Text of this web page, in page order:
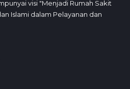
visi "Menjadi Rumah Sakit
Islami dalam Pelayanan dan